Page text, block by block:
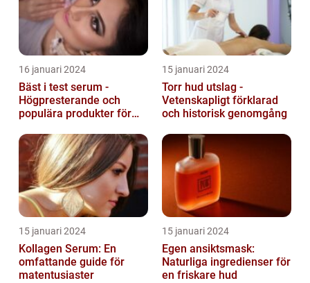
16 januari 2024
Bäst i test serum -
Högpresterande och
populära produkter för
15 januari 2024
Torr hud utslag -
Vetenskapligt förklarad
och historisk genomgång
15 januari 2024
Kollagen Serum: En
omfattande guide för
matentusiaster
15 januari 2024
Egen ansiktsmask:
Naturliga ingredienser för
en friskare hud